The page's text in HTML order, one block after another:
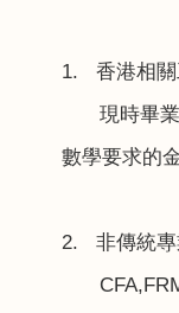
1. 香港相
現時畢
數學要求的
2. 非傳統